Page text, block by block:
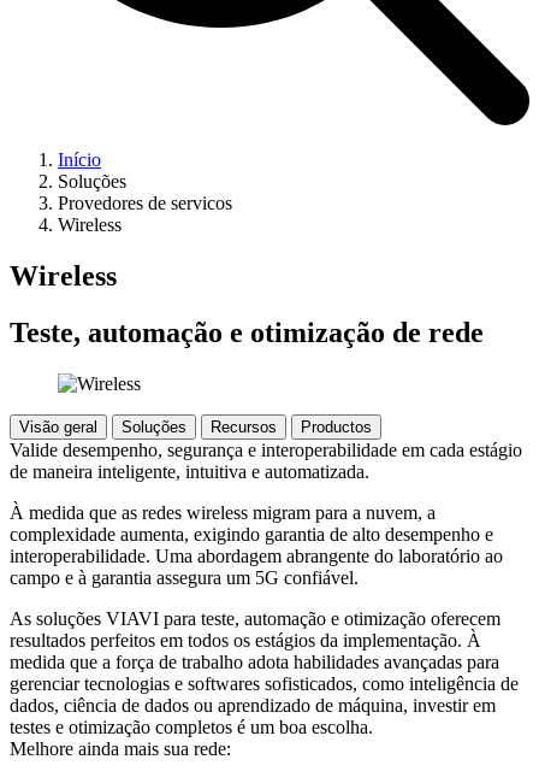
Início
Soluções
Provedores de servicos
Wireless
Wireless
Teste, automação e otimização de rede
Visão geral Soluções Recursos Productos
Valide desempenho, segurança e interoperabilidade em cada estágio
de maneira inteligente, intuitiva e automatizada.
À medida que as redes wireless migram para a nuvem, a
complexidade aumenta, exigindo garantia de alto desempenho e
interoperabilidade. Uma abordagem abrangente do laboratório ao
campo e à garantia assegura um 5G confiável.
As soluções VIAVI para teste, automação e otimização oferecem
resultados perfeitos em todos os estágios da implementação. À
medida que a força de trabalho adota habilidades avançadas para
gerenciar tecnologias e softwares sofisticados, como inteligência de
dados, ciência de dados ou aprendizado de máquina, investir em
testes e otimização completos é um boa escolha.
Melhore ainda mais sua rede: